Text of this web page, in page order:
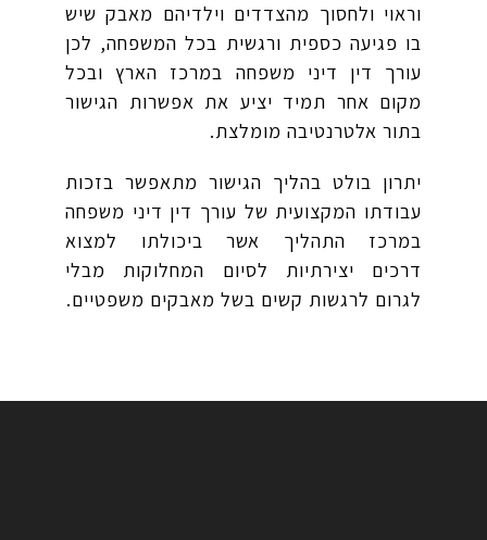
וראוי ולחסוך מהצדדים וילדיהם מאבק שיש
בו פגיעה כספית ורגשית בכל המשפחה, לכן
עורך דין דיני משפחה במרכז הארץ ובכל
מקום אחר תמיד יציע את אפשרות הגישור
בתור אלטרנטיבה מומלצת.
יתרון בולט בהליך הגישור מתאפשר בזכות
עבודתו המקצועית של עורך דין דיני משפחה
במרכז התהליך אשר ביכולתו למצוא
דרכים יצירתיות לסיום המחלוקות מבלי
לגרום לרגשות קשים בשל מאבקים משפטיים.